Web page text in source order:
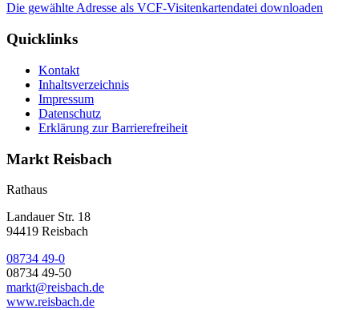
Die gewählte Adresse als VCF-Visitenkartendatei downloaden
Quicklinks
Kontakt
Inhaltsverzeichnis
Impressum
Datenschutz
Erklärung zur Barrierefreiheit
Markt Reisbach
Rathaus
Landauer Str. 18
94419 Reisbach
08734 49-0
08734 49-50
markt@reisbach.de
www.reisbach.de